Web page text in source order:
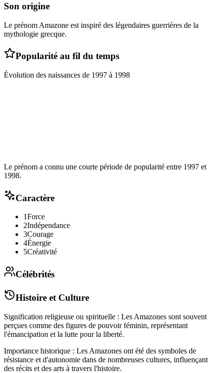
Son origine
Le prénom Amazone est inspiré des légendaires guerrières de la
mythologie grecque.
Popularité au fil du temps
Évolution des naissances de 1997 à 1998
Le prénom a connu une courte période de popularité entre 1997 et
1998.
Caractère
1Force
2Indépendance
3Courage
4Énergie
5Créativité
Célébrités
Histoire et Culture
Signification religieuse ou spirituelle : Les Amazones sont souvent
perçues comme des figures de pouvoir féminin, représentant
l'émancipation et la lutte pour la liberté.
Importance historique : Les Amazones ont été des symboles de
résistance et d'autonomie dans de nombreuses cultures, influençant
des récits et des arts à travers l'histoire.